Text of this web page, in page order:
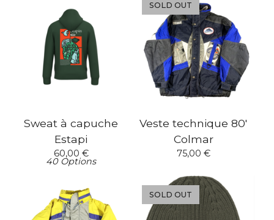
Sweat à capuche
Estapi
60,00 €
40 Options
Veste technique 80'
Colmar
75,00 €
SOLD OUT
SOLD OUT